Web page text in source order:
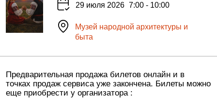
29 июля 2026 7:00 - 10:00
Музей народной архитектуры и
быта
Предварительная продажа билетов онлайн и в
точках продаж сервиса уже закончена. Билеты можно
еще приобрести у организатора :